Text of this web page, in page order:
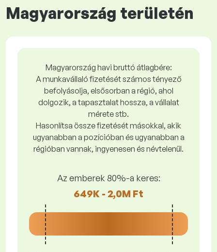
Magyarország területén
Magyarország havi bruttó átlagbére:
A munkavállaló fizetését számos tényező
befolyásolja, elsősorban a régió, ahol
dolgozik, a tapasztalat hossza, a vállalat
mérete stb.
Hasonlítsa össze fizetését másokkal, akik
ugyanabban a pozícióban és ugyanabban a
régióban vannak, ingyenesen és névtelenül.
Az emberek 80%-a keres:
649K - 2,0M Ft